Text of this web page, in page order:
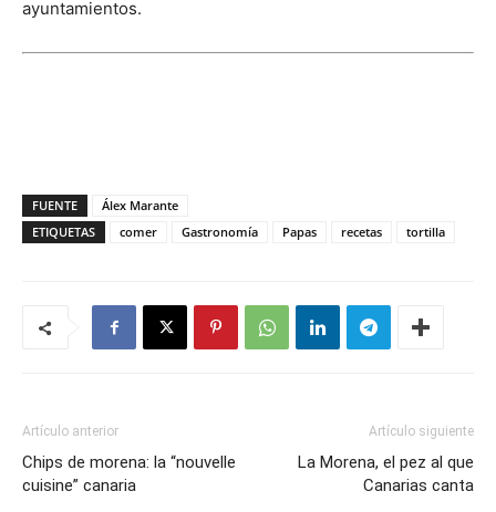
ayuntamientos.
FUENTE
Álex Marante
ETIQUETAS
comer Gastronomía Papas recetas tortilla
Artículo anterior
Chips de morena: la “nouvelle
cuisine” canaria
Artículo siguiente
La Morena, el pez al que
Canarias canta